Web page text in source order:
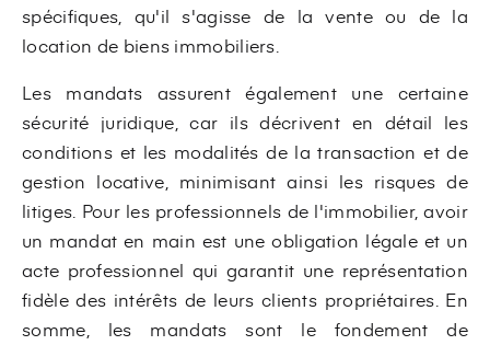
spécifiques, qu'il s'agisse de la vente ou de la
location de biens immobiliers.
Les mandats assurent également une certaine
sécurité juridique, car ils décrivent en détail les
conditions et les modalités de la transaction et de
gestion locative, minimisant ainsi les risques de
litiges. Pour les professionnels de l'immobilier, avoir
un mandat en main est une obligation légale et un
acte professionnel qui garantit une représentation
fidèle des intérêts de leurs clients propriétaires. En
somme, les mandats sont le fondement de